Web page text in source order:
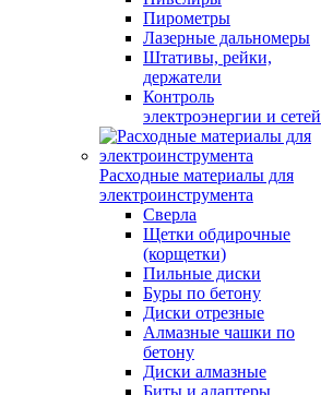
Пирометры
Лазерные дальномеры
Штативы, рейки,
держатели
Контроль
электроэнергии и сетей
Расходные материалы для
электроинструмента
Сверла
Щетки обдирочные
(корщетки)
Пильные диски
Буры по бетону
Диски отрезные
Алмазные чашки по
бетону
Диски алмазные
Биты и адаптеры